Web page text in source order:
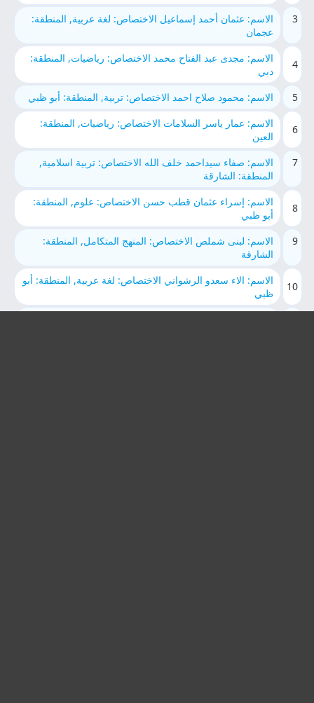
3
الاسم: عثمان أحمد إسماعيل الاختصاص: لغة عربية, المنطقة:
عجمان
4
الاسم: مجدى عبد الفتاح محمد الاختصاص: رياضيات, المنطقة:
دبي
5
الاسم: محمود صلاح احمد الاختصاص: تربية, المنطقة: أبو ظبي
6
الاسم: عمار ياسر السلامات الاختصاص: رياضيات, المنطقة:
العين
7
الاسم: صفاء سيداحمد خلف الله الاختصاص: تربية اسلامية,
المنطقة: الشارقة
8
الاسم: إسراء عثمان قطب حسن الاختصاص: علوم, المنطقة:
أبو ظبي
9
الاسم: لبنى شملص الاختصاص: المنهج المتكامل, المنطقة:
الشارقة
10
الاسم: الاء سعدو الرشواني الاختصاص: لغة عربية, المنطقة: أبو
ظبي